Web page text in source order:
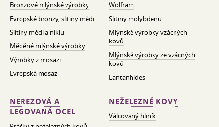
Bronzové mlýnské výrobky
Evropské bronzy, slitiny mědi
Slitiny mědi a niklu
Měděné mlýnské výrobky
Výrobky z mosazi
Evropská mosaz
Wolfram
Slitiny molybdenu
Mlýnské výrobky vzácných
kovů
Mlýnské výrobky ze vzácných
kovů
Lantanhides
NEREZOVÁ A
LEGOVANÁ OCEL
NEŽELEZNÉ KOVY
Válcovaný hliník